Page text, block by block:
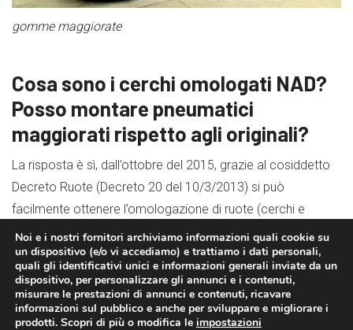
gomme maggiorate
Cosa sono i cerchi omologati NAD?
Posso montare pneumatici
maggiorati rispetto agli originali?
La risposta è sì, dall’ottobre del 2015, grazie al cosiddetto
Decreto Ruote (Decreto 20 del 10/3/2013) si può
facilmente ottenere l’omologazione di ruote (cerchi e
gomme) maggiorate.
Noi e i nostri fornitori archiviamo informazioni quali cookie su
un dispositivo (e/o vi accediamo) e trattiamo i dati personali,
quali gli identificativi unici e informazioni generali inviate da un
dispositivo, per personalizzare gli annunci e i contenuti,
misurare le prestazioni di annunci e contenuti, ricavare
informazioni sul pubblico e anche per sviluppare e migliorare i
prodotti. Scopri di più o modifica le impostazioni